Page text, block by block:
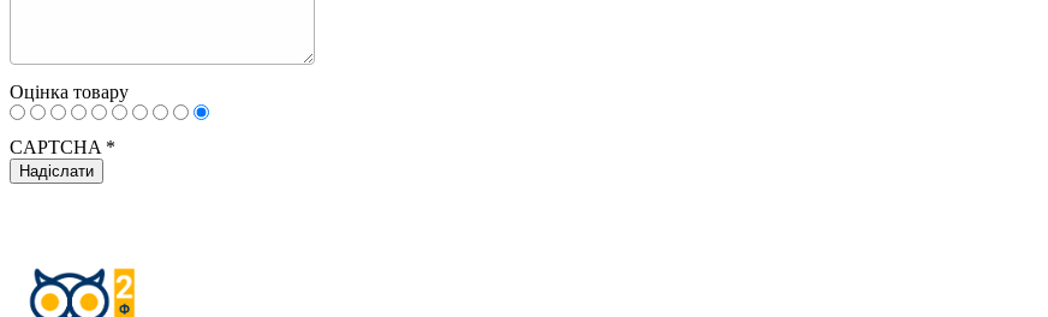
Оцінка товару
CAPTCHA *